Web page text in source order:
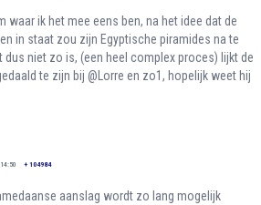
waar ik het mee eens ben, na het idee dat de
in staat zou zijn Egyptische piramides na te
dus niet zo is, (een heel complex proces) lijkt de
te zijn bij @Lorre en zo1, hopelijk weet hij
+ 104984
aanslag wordt zo lang mogelijk